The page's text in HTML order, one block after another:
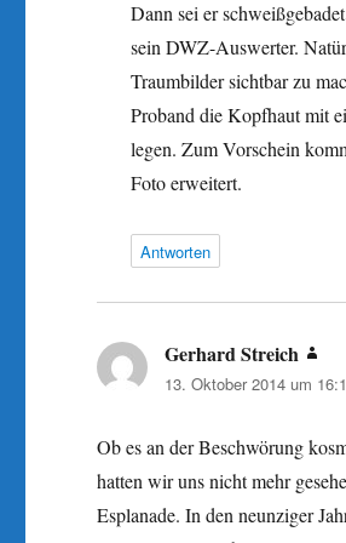
Dann sei er
sein DWZ-Auswerter.
Traumbilder sichtbar zu
Proband die Kopfhaut mit
legen. Zum Vorschein
Foto erweitert.
Antworten
Gerhard Streich
13. Oktober 2014 um
Ob es an der Beschwörung
hatten wir uns nicht mehr
Esplanade. In den neunziger